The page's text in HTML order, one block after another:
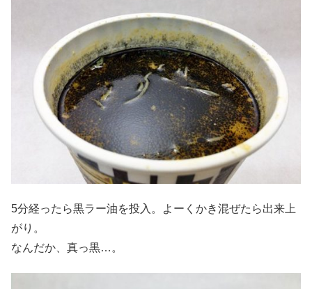
5分経ったら黒ラー油を投入。よーくかき混ぜたら出来上
がり。
なんだか、真っ黒…。